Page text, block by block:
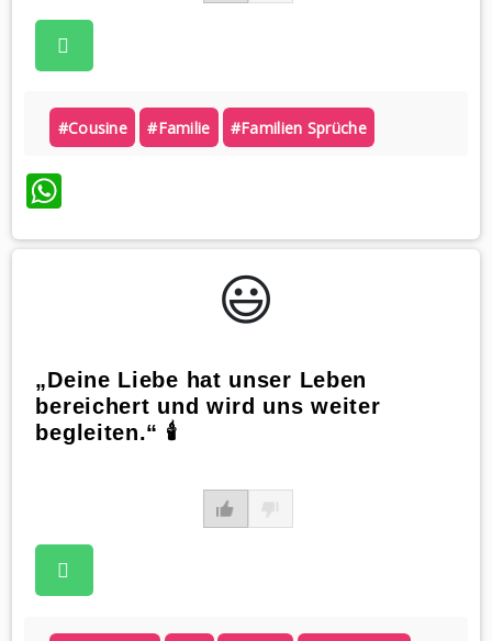
#cousine #familie #familien Sprüche
WhatsApp
😃️
„Deine Liebe hat unser Leben
bereichert und wird uns weiter
begleiten.“ 🕯